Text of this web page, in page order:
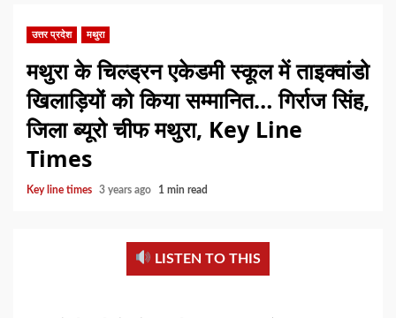
उत्तर प्रदेश मथुरा
मथुरा के चिल्ड्रन एकेडमी स्कूल में ताइक्वांडो
खिलाड़ियों को किया सम्मानित… गिर्राज सिंह,
जिला ब्यूरो चीफ मथुरा, Key Line
Times
Key line times 3 years ago 1 min read
LISTEN TO THIS